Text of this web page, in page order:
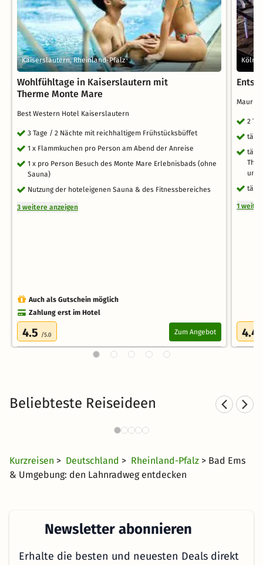
Kaiserslautern, Rheinland-Pfalz
Wohlfühltage in Kaiserslautern mit
Therme Monte Mare
Best Western Hotel Kaiserslautern
3 Tage / 2 Nächte mit reichhaltigem Frühstücksbüffet
1 x Flammkuchen pro Person am Abend der Anreise
1 x pro Person Besuch des Monte Mare Erlebnisbads (ohne
Sauna)
Nutzung der hoteleigenen Sauna & des Fitnessbereiches
3 weitere anzeigen
Auch als Gutschein möglich
Zahlung erst im Hotel
4.5 /5.0 Zum Angebot
Köln,
2
und
1
4.4
Beliebteste Reiseideen
Therme in Rheinland-Pfalz mit
Kurzreisen > Deutschland > Rheinland-Pfalz > Bad Ems
& Umgebung: den Lahnradweg entdecken
Newsletter abonnieren
Erhalte die besten und neuesten Deals direkt